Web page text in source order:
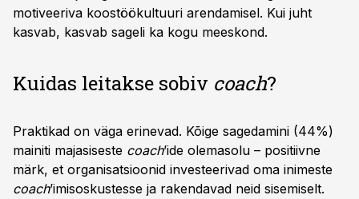
motiveeriva koostöökultuuri arendamisel. Kui juht
kasvab, kasvab sageli ka kogu meeskond.
Kuidas leitakse sobiv coach?
Praktikad on väga erinevad. Kõige sagedamini (44%)
mainiti majasiseste coach’ide olemasolu – positiivne
märk, et organisatsioonid investeerivad oma inimeste
coach’imisoskustesse ja rakendavad neid sisemiselt.